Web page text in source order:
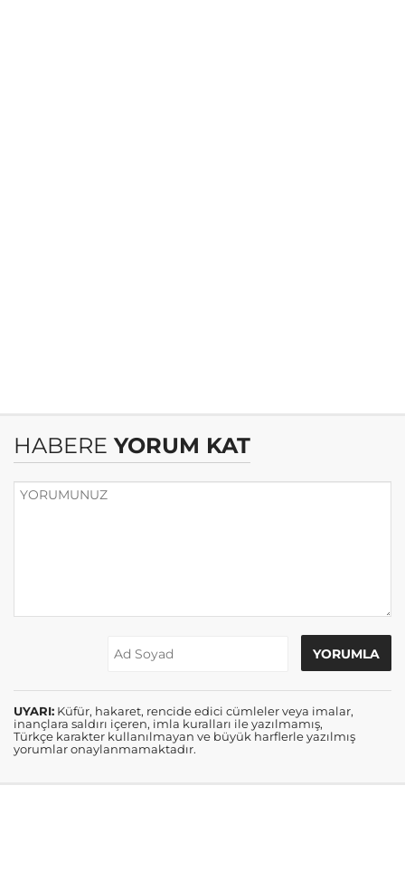
HABERE YORUM KAT
UYARI: Küfür, hakaret, rencide edici cümleler veya imalar,
inançlara saldırı içeren, imla kuralları ile yazılmamış,
Türkçe karakter kullanılmayan ve büyük harflerle yazılmış
yorumlar onaylanmamaktadır.